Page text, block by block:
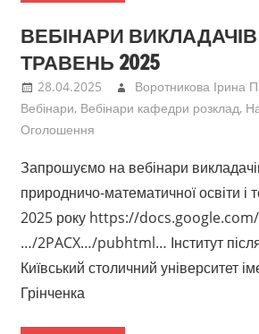
ВЕБІНАРИ
ТРАВЕНЬ 2025
28.04.2025
Воротникова Ірина
Вебінари, Вебінари кафедри розклад,
Оголошення
Запрошуємо на вебінари
природничо-математичної освіти і
2025 року https://docs.google.com/
…/2PACX…/pubhtml… Інститут
Київський столичний університет
Грінченка